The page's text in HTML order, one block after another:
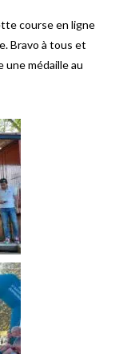
course en ligne
Bravo à tous et
une médaille au